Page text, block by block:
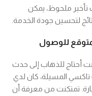
ملحوظ، يمكن
لتحسين جودة الخدمة.
للوصول
أحتاج للذهاب إلى حدث
المسيلة، كان لدي
تمتكنت من معرفة أن